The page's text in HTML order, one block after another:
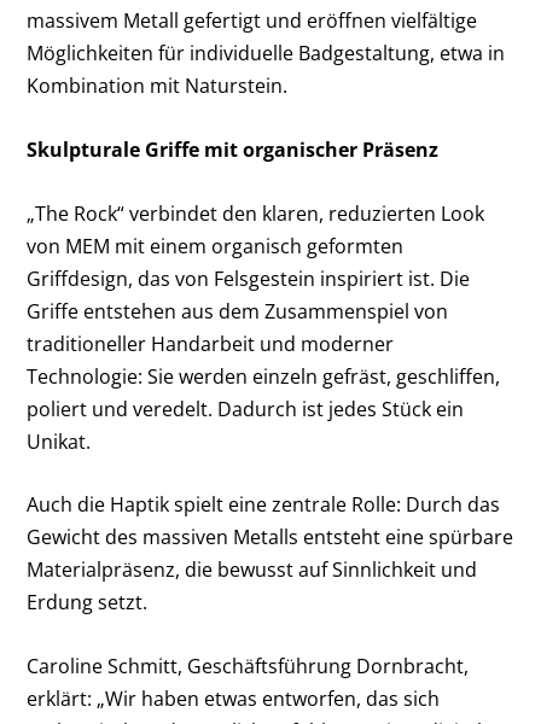
massivem Metall gefertigt und eröffnen vielfältige
Möglichkeiten für individuelle Badgestaltung, etwa in
Kombination mit Naturstein.
Skulpturale Griffe mit organischer Präsenz
„The Rock“ verbindet den klaren, reduzierten Look
von MEM mit einem organisch geformten
Griffdesign, das von Felsgestein inspiriert ist. Die
Griffe entstehen aus dem Zusammenspiel von
traditioneller Handarbeit und moderner
Technologie: Sie werden einzeln gefräst, geschliffen,
poliert und veredelt. Dadurch ist jedes Stück ein
Unikat.
Auch die Haptik spielt eine zentrale Rolle: Durch das
Gewicht des massiven Metalls entsteht eine spürbare
Materialpräsenz, die bewusst auf Sinnlichkeit und
Erdung setzt.
Caroline Schmitt, Geschäftsführung Dornbracht,
erklärt: „Wir haben etwas entworfen, das sich